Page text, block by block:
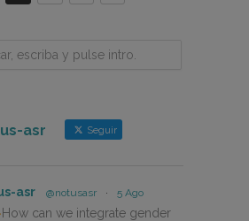
asr Seguir
asr @notusasr · 5 Ago
How can we integrate gender